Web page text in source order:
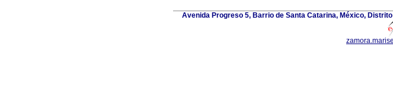
Avenida Progreso 5, Barrio de Santa Catarina, México,